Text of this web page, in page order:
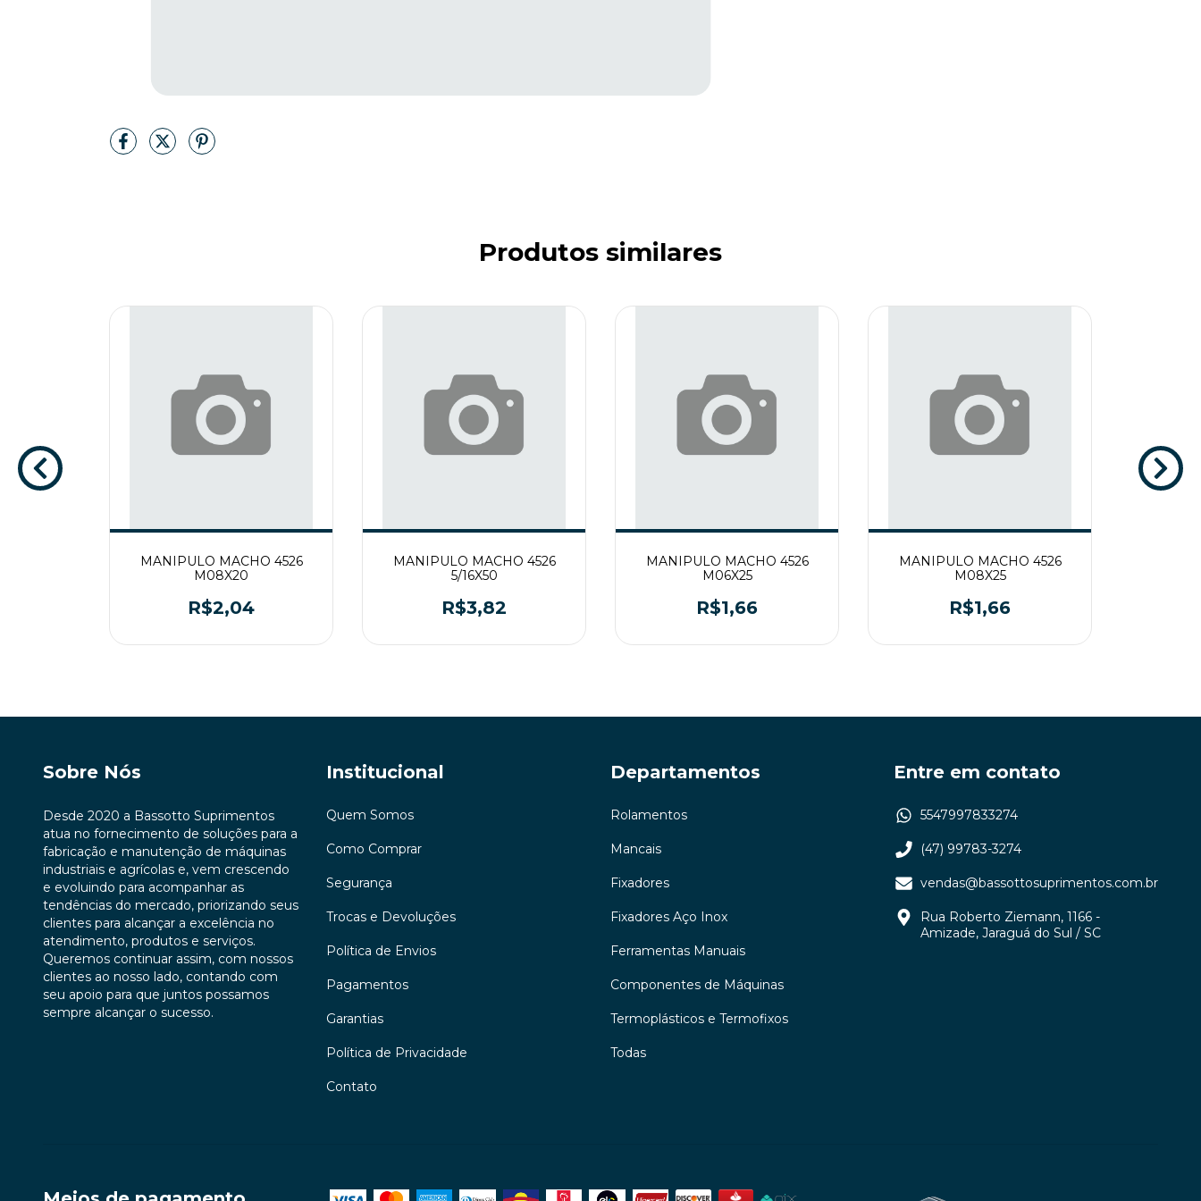
Produtos similares
MANIPULO MACHO 4526
M08X20
R$2,04
MANIPULO MACHO 4526
5/16X50
R$3,82
MANIPULO MACHO 4526
M06X25
R$1,66
MANIPULO MACHO 4526
M08X25
R$1,66
Sobre Nós
Desde 2020 a Bassotto Suprimentos
atua no fornecimento de soluções para a
fabricação e manutenção de máquinas
industriais e agrícolas e, vem crescendo
e evoluindo para acompanhar as
tendências do mercado, priorizando seus
clientes para alcançar a excelência no
atendimento, produtos e serviços.
Queremos continuar assim, com nossos
clientes ao nosso lado, contando com
seu apoio para que juntos possamos
sempre alcançar o sucesso.
Institucional
Quem Somos
Como Comprar
Segurança
Trocas e Devoluções
Política de Envios
Pagamentos
Garantias
Política de Privacidade
Contato
Departamentos
Rolamentos
Mancais
Fixadores
Fixadores Aço Inox
Ferramentas Manuais
Componentes de Máquinas
Termoplásticos e Termofixos
Todas
Entre em contato
5547997833274
(47) 99783-3274
vendas@bassottosuprimentos.com.br
Rua Roberto Ziemann, 1166 -
Amizade, Jaraguá do Sul / SC